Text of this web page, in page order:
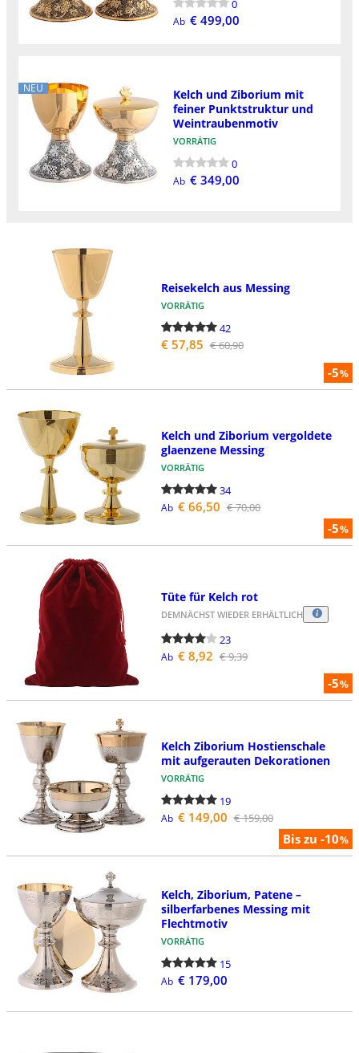
0
Ab € 499,00
NEU
Kelch und Ziborium mit
feiner Punktstruktur und
Weintraubenmotiv
VORRÄTIG
0
Ab € 349,00
-5%
Reisekelch aus Messing
VORRÄTIG
42
€ 57,85 € 60,90
-5%
Kelch und Ziborium vergoldete
glaenzene Messing
VORRÄTIG
34
Ab € 66,50 € 70,00
-5%
Tüte für Kelch rot
DEMNÄCHST WIEDER ERHÄLTLICH
23
Ab € 8,92 € 9,39
Bis zu -10%
Kelch Ziborium Hostienschale
mit aufgerauten Dekorationen
VORRÄTIG
19
Ab € 149,00 € 159,00
Kelch, Ziborium, Patene –
silberfarbenes Messing mit
Flechtmotiv
VORRÄTIG
15
Ab € 179,00